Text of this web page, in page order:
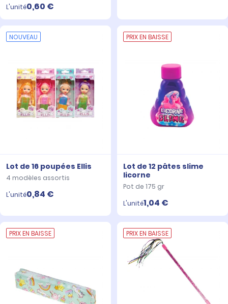
L'unité0,60 €
NOUVEAU
Lot de 16 poupées Ellis
4 modèles assortis
L'unité0,84 €
PRIX EN BAISSE
Lot de 12 pâtes slime
licorne
Pot de 175 gr
L'unité1,04 €
PRIX EN BAISSE PRIX EN BAISSE